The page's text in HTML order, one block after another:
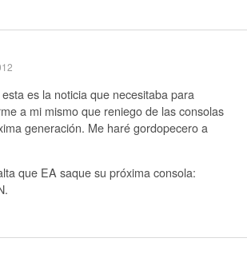
es la noticia que necesitaba para
a mi mismo que reniego de las consolas
generación. Me haré gordopecero a
que EA saque su próxima consola: